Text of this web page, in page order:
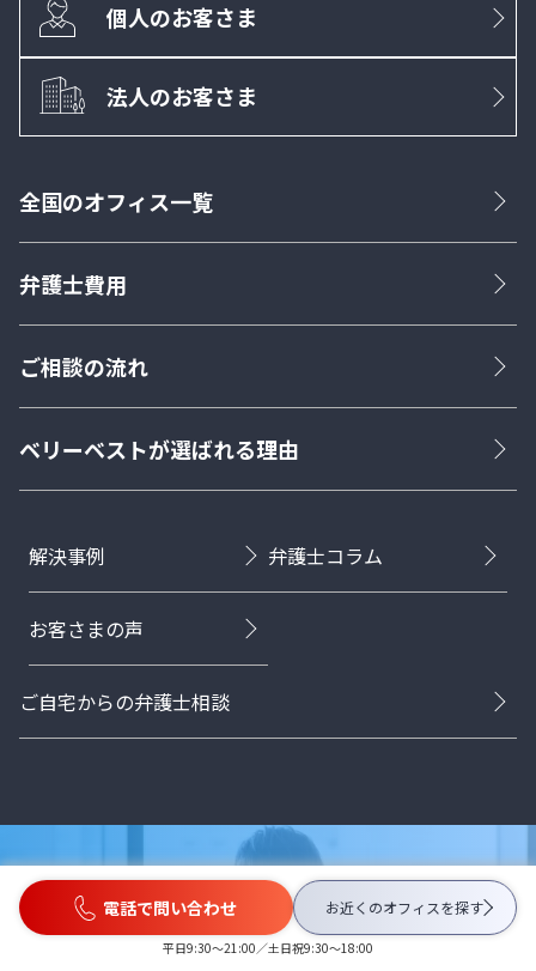
電話で問い合わせ お近くのオフィスを探す
平日9:30〜21:00／土日祝9:30〜18:00
個人のお客さま
法人のお客さま
全国のオフィス一覧
弁護士費用
ご相談の流れ
ベリーベストが選ばれる理由
解決事例 弁護士コラム
お客さまの声
ご自宅からの弁護士相談
採用情報